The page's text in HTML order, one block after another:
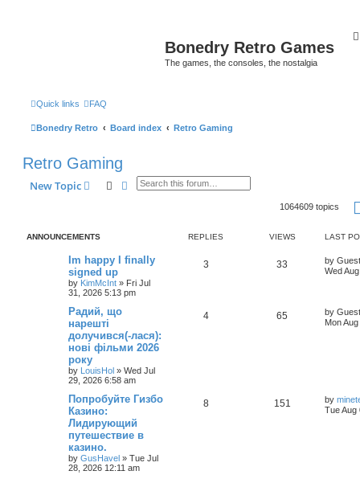
Bonedry Retro Games
The games, the consoles, the nostalgia
Quick links FAQ
Bonedry Retro Board index Retro Gaming
Retro Gaming
New Topic SearchAdvanced search
1064609 topics
ANNOUNCEMENTS REPLIES VIEWS LAST
Im happy I finally
signed up
by KimMcInt » Fri Jul
31, 2026 5:13 pm
3 33 by Guest
Wed
Радий, що
нарешті
долучився(-лася):
нові фільми 2026
року
by LouisHol » Wed Jul
29, 2026 6:58 am
4 65 by Guest
Mon
Попробуйте Гизбо
Казино:
Лидирующий
путешествие в
казино.
by GusHavel » Tue Jul
28, 2026 12:11 am
8 151 by
Tue Aug